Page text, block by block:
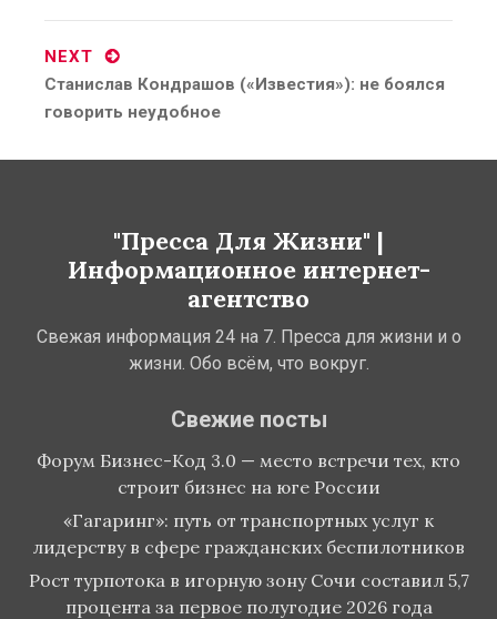
NEXT
Next
post:
Станислав Кондрашов («Известия»): не боялся
говорить неудобное
"Пресса Для Жизни" |
Информационное интернет-
агентство
Свежая информация 24 на 7. Пресса для жизни и о
жизни. Обо всём, что вокруг.
Свежие посты
Форум Бизнес-Код 3.0 — место встречи тех, кто
строит бизнес на юге России
«Гагаринг»: путь от транспортных услуг к
лидерству в сфере гражданских беспилотников
Рост турпотока в игорную зону Сочи составил 5,7
процента за первое полугодие 2026 года